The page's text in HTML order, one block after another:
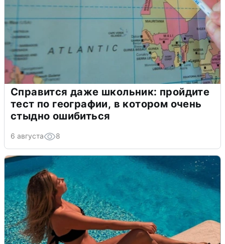
Справится даже школьник: пройдите
тест по географии, в котором очень
стыдно ошибиться
6 августа 8